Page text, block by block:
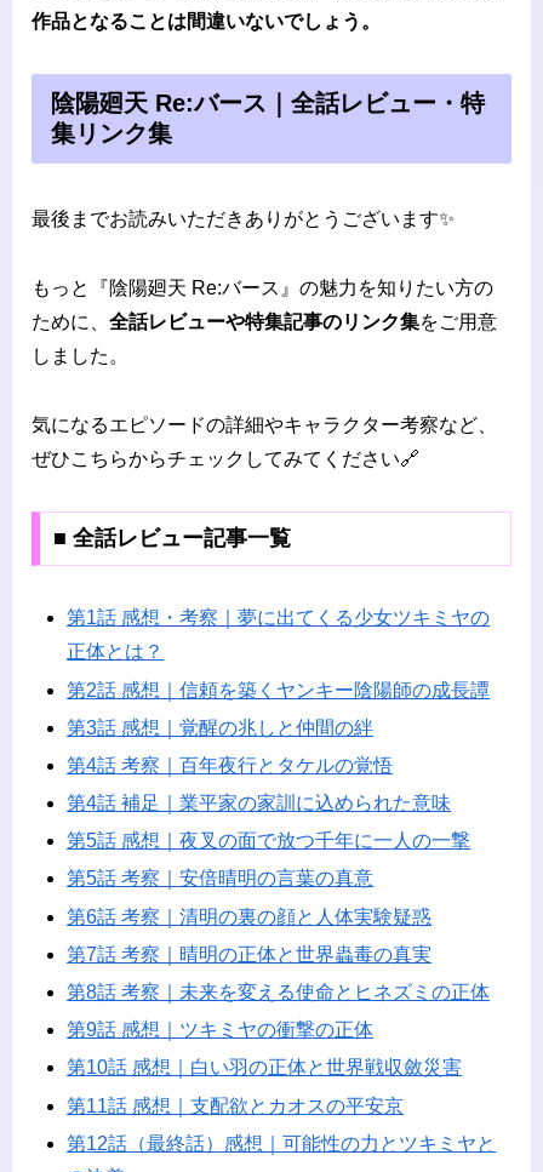
作品となることは間違いないでしょう。
陰陽廻天 Re:バース｜全話レビュー・特
集リンク集
最後までお読みいただきありがとうございます✨
もっと『陰陽廻天 Re:バース』の魅力を知りたい方の
ために、 全話レビューや特集記事のリンク集をご用意
しました。
気になるエピソードの詳細やキャラクター考察など、
ぜひこちらからチェックしてみてください🔗
■ 全話レビュー記事一覧
第1話 感想・考察｜夢に出てくる少女ツキミヤの
正体とは？
第2話 感想｜信頼を築くヤンキー陰陽師の成長譚
第3話 感想｜覚醒の兆しと仲間の絆
第4話 考察｜百年夜行とタケルの覚悟
第4話 補足｜業平家の家訓に込められた意味
第5話 感想｜夜叉の面で放つ千年に一人の一撃
第5話 考察｜安倍晴明の言葉の真意
第6話 考察｜清明の裏の顔と人体実験疑惑
第7話 考察｜晴明の正体と世界蟲毒の真実
第8話 考察｜未来を変える使命とヒネズミの正体
第9話 感想｜ツキミヤの衝撃の正体
第10話 感想｜白い羽の正体と世界戦収斂災害
第11話 感想｜支配欲とカオスの平安京
第12話（最終話）感想｜可能性の力とツキミヤと